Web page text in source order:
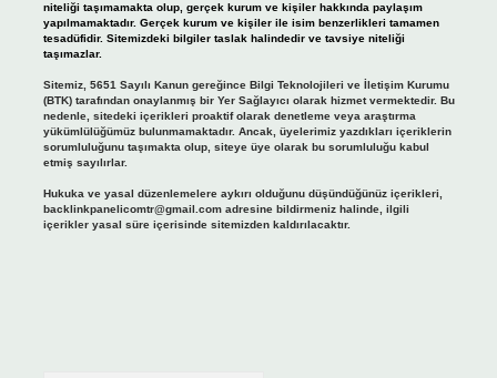
niteliği taşımamakta olup, gerçek kurum ve kişiler hakkında paylaşım
yapılmamaktadır. Gerçek kurum ve kişiler ile isim benzerlikleri tamamen
tesadüfidir. Sitemizdeki bilgiler taslak halindedir ve tavsiye niteliği
taşımazlar.
Sitemiz, 5651 Sayılı Kanun gereğince Bilgi Teknolojileri ve İletişim Kurumu
(BTK) tarafından onaylanmış bir Yer Sağlayıcı olarak hizmet vermektedir. Bu
nedenle, sitedeki içerikleri proaktif olarak denetleme veya araştırma
yükümlülüğümüz bulunmamaktadır. Ancak, üyelerimiz yazdıkları içeriklerin
sorumluluğunu taşımakta olup, siteye üye olarak bu sorumluluğu kabul
etmiş sayılırlar.
Hukuka ve yasal düzenlemelere aykırı olduğunu düşündüğünüz içerikleri,
backlinkpanelicomtr@gmail.comadresine bildirmeniz halinde, ilgili
içerikler yasal süre içerisinde sitemizden kaldırılacaktır.